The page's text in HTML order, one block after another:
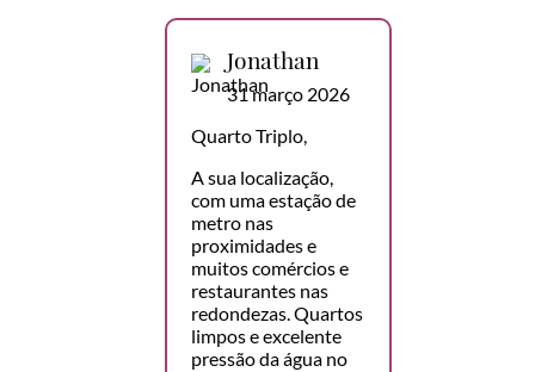
Jonathan
31 março 2026
Quarto Triplo,
A sua localização,
com uma estação de
metro nas
proximidades e
muitos comércios e
restaurantes nas
redondezas. Quartos
limpos e excelente
pressão da água no